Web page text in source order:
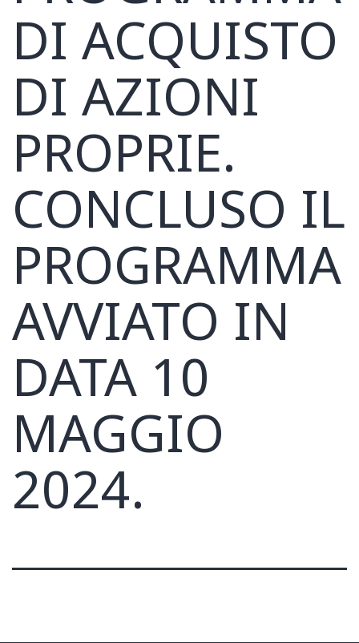
DI ACQUISTO
DI AZIONI
PROPRIE.
CONCLUSO IL
PROGRAMMA
AVVIATO IN
DATA 10
MAGGIO
2024.